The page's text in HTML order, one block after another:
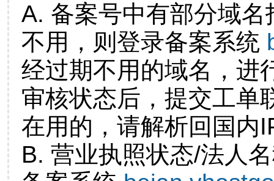
A. 备案号中有部分域
不用，则登录备案系统
经过期不用的域名，进
审核状态后，提交工单
在用的，请解析回国内
B. 营业执照状态/法人